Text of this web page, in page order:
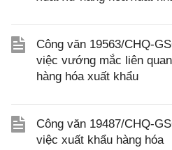
Công văn 19563/CHQ-
việc vướng mắc liên
hàng hóa xuất khẩu
Công văn 19487/CHQ-
việc xuất khẩu hàng hóa